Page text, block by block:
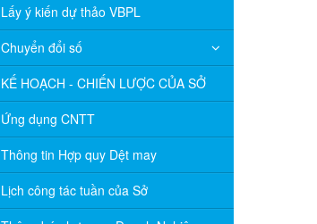
Lấy ý kiến dự thảo VBPL
Chuyển đổi số
KẾ HOẠCH - CHIẾN LƯỢC CỦA SỞ
Ứng dụng CNTT
Thông tin Hợp quy Dệt may
Lịch công tác tuần của Sở